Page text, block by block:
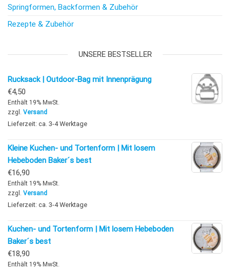
Springformen, Backformen & Zubehör
Rezepte & Zubehör
UNSERE BESTSELLER
Rucksack | Outdoor-Bag mit Innenprägung
€4,50
Enthält 19% MwSt.
zzgl. Versand
Lieferzeit: ca. 3-4 Werktage
Kleine Kuchen- und Tortenform | Mit losem
Hebeboden Baker´s best
€16,90
Enthält 19% MwSt.
zzgl. Versand
Lieferzeit: ca. 3-4 Werktage
Kuchen- und Tortenform | Mit losem Hebeboden
Baker´s best
€18,90
Enthält 19% MwSt.